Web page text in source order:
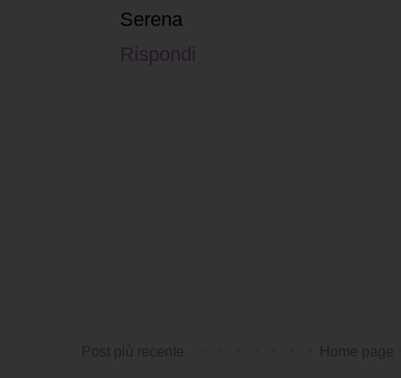
Serena
Rispondi
Post più recente Home page